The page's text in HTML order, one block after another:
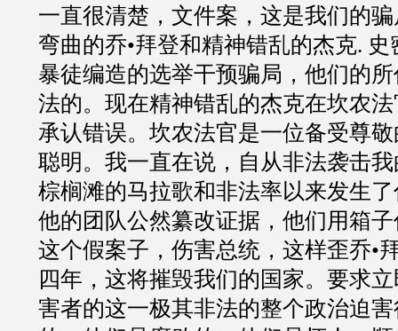
一直很清楚，文件案，这是我们的
弯曲的乔•拜登和精神错乱的杰克.
暴徒编造的选举干预骗局，他们的
法的。现在精神错乱的杰克在坎农
承认错误。坎农法官是一位备受尊
聪明。我一直在说，自从非法袭击
棕榈滩的马拉歌和非法率以来发生
他的团队公然纂改证据，他们用箱
这个假案子，伤害总统，这样歪乔•
四年，这将摧毁我们的国家。要求
害者的这一极其非法的整个政治迫